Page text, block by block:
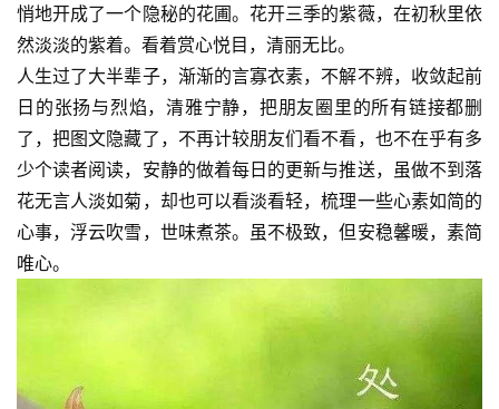
育
儿
娱
乐
专
题
更
悄地开成了一个隐秘的花圃。花开三季的紫薇，在初秋里依
然淡淡的紫着。看着赏心悦目，清丽无比。
人生过了大半辈子，渐渐的言寡衣素，不解不辨，收敛起前
日的张扬与烈焰，清雅宁静，把朋友圈里的所有链接都删
了，把图文隐藏了，不再计较朋友们看不看，也不在乎有多
少个读者阅读，安静的做着每日的更新与推送，虽做不到落
花无言人淡如菊，却也可以看淡看轻，梳理一些心素如简的
心事，浮云吹雪，世味煮茶。虽不极致，但安稳馨暖，素简
唯心。